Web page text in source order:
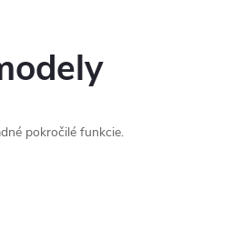
pokročilé funkcie.